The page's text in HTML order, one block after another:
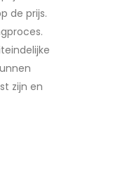
de prijs.
zijn en